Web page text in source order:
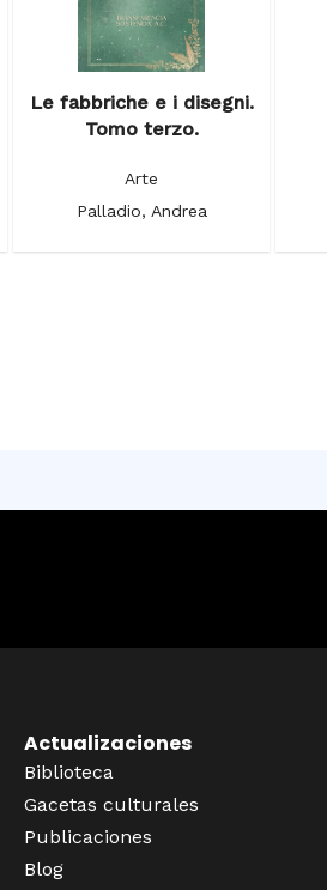
Le fabbriche e i disegni.
Tomo terzo.
Arte
Palladio, Andrea
Actualizaciones
Biblioteca
Gacetas culturales
Publicaciones
Blog